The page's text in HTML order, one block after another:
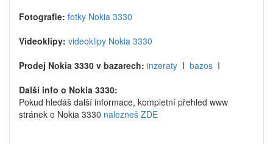
Fotografie: fotky Nokia 3330
Videoklipy: videoklipy Nokia 3330
Prodej Nokia 3330 v bazarech: inzeraty I bazos I
Další info o Nokia 3330:
Pokud hledáš další informace, kompletní přehled www
stránek o Nokia 3330 nalezneš ZDE